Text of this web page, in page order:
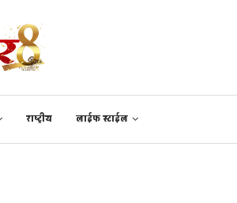
राष्ट्रीय लाईफ स्टाईल